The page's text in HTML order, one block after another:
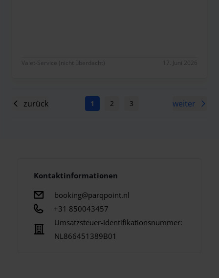
Valet-Service (nicht überdacht) 17. Juni 2026
zurück 1 2 3 6
weiter
Kontaktinformationen
booking@parqpoint.nl
+31 850043457
Umsatzsteuer-Identifikationsnummer:
NL866451389B01